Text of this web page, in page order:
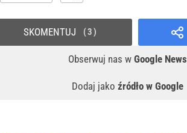
Obserwuj nas w Google News
Dodaj jako źródło w Google
SKOMENTUJ 3